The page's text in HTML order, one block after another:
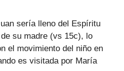
sería lleno del Espíritu
su madre (vs 15c), lo
el movimiento del niño en
es visitada por María